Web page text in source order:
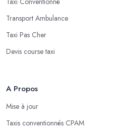
Transport Ambulance
Taxi Pas Cher
Devis course taxi
A Propos
Mise à jour
Taxis conventionnés CPAM